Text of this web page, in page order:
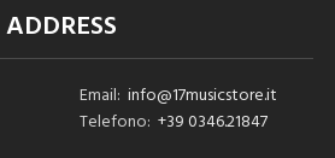
ADDRESS
Email: info@17musicstore.it
Telefono: +39 0346.21847